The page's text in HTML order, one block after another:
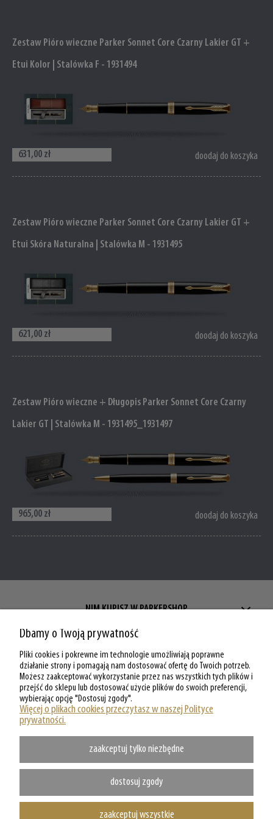
Zestaw Pióro wieczne Parker Sonnet Core Czarny Lakier GT +
Etui Kolor | Stalówka F - 1931494
631,00 zł doodaj do koszyka
Zestaw Pióro wieczne Parker Sonnet Core Czarny Lakier GT +
Etui Skóra Naturalna | Stalówka M - 1931495
621,00 zł doodaj do koszyka
Zestaw Pióro wieczne + Długopis Parker Sonnet Core Czarny
Lakier GT | Stalówka M - 1931495_1931497
965,00 zł doodaj do koszyka
NIM KUPISZ W PARKERSHOP
ZAKUPY W PARKERSHOP
MOJE KONTO W PARKERSHOP
O PARKERSHOP
Dbamy o Twoją prywatność
Pliki cookies i pokrewne im technologie umożliwiają poprawne
działanie strony i pomagają nam dostosować ofertę do Twoich potrzeb.
Możesz zaakceptować wykorzystanie przez nas wszystkich tych plików i
przejść do sklepu lub dostosować użycie plików do swoich preferencji,
wybierając opcję "Dostosuj zgody".
Więcej o plikach cookies przeczytasz w naszej Polityce
prywatności.
zaakceptuj tylko niezbędne
dostosuj zgody
zaakceptuj wszystkie